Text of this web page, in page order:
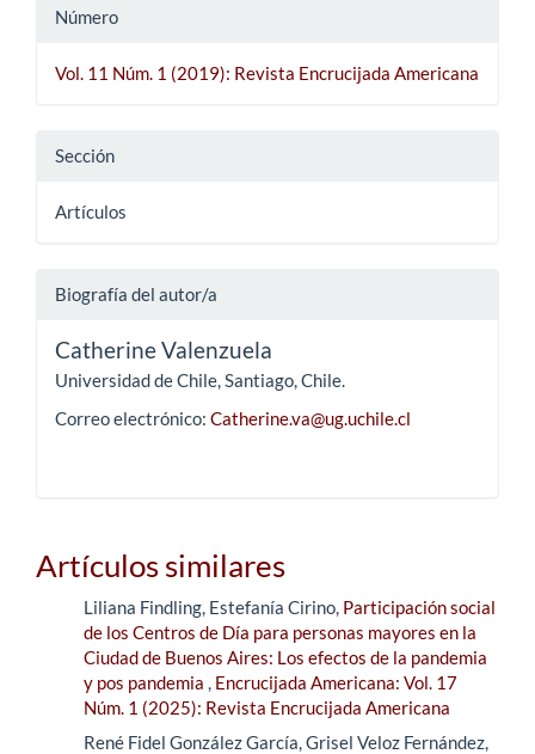
Número
Vol. 11 Núm. 1 (2019): Revista Encrucijada Americana
Sección
Artículos
Biografía del autor/a
Catherine Valenzuela
Universidad de Chile, Santiago, Chile.
Correo electrónico: Catherine.va@ug.uchile.cl
Artículos similares
Liliana Findling, Estefanía Cirino, Participación social
de los Centros de Día para personas mayores en la
Ciudad de Buenos Aires: Los efectos de la pandemia
y pos pandemia , Encrucijada Americana: Vol. 17
Núm. 1 (2025): Revista Encrucijada Americana
René Fidel González García, Grisel Veloz Fernández,